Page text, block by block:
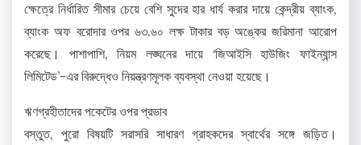
ক্ষেত্রে নির্ধারিত সীমার চেয়ে বেশি সুদের হার ধার্য করার দায়ে কেন্দ্রীয় ব্যাংক,
ব্যাংক অফ বরোদার ওপর ৬৩.৬০ লক্ষ টাকার বড় অঙ্কের জরিমানা আরোপ
করেছে। পাশাপাশি, নিয়ম লঙ্ঘনের দায়ে ‘জিআইসি হাউজিং ফাইন্যান্স
লিমিটেড’-এর বিরুদ্ধেও নিয়ন্ত্রণমূলক ব্যবস্থা নেওয়া হয়েছে।
ঋণগ্রহীতাদের পকেটের ওপর প্রভাব
বস্তুত, পুরো বিষয়টি সরাসরি সাধারণ গ্রাহকদের স্বার্থের সঙ্গে জড়িত।